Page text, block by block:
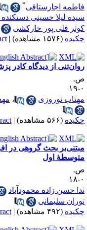
اجارستاقی
لیلا حسینی دستکنده
قلی پور خارکشی
(۱۵۷۶ مشاهده) |
|
از دیدگاه کادر
نوروزی
،
(۵۶۶ مشاهده) |
|
بحث گروهی در
اول
حسن زاده محمودآباد
سلیمانی
(۴۹۲ مشاهده) |
|